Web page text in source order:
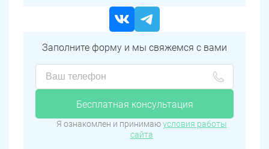
Заполните форму и мы свяжемся с вами
Бесплатная консультация
Я ознакомлен и принимаюусловия работы
сайта